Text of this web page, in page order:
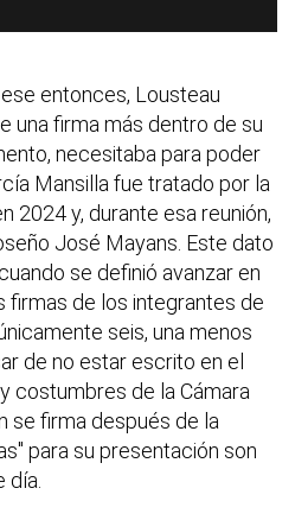
entonces, Lousteau
una firma más dentro de su
necesitaba para poder
Mansilla fue tratado por la
2024 y, durante esa reunión,
José Mayans. Este dato
se definió avanzar en
firmas de los integrantes de
seis, una menos
de no estar escrito en el
costumbres de la Cámara
se firma después de la
para su presentación son
día.